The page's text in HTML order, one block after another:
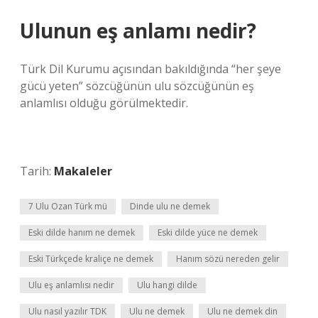
Ulunun eş anlamı nedir?
Türk Dil Kurumu açısından bakıldığında “her şeye
gücü yeten” sözcüğünün ulu sözcüğünün eş
anlamlısı olduğu görülmektedir.
Tarih: Makaleler
7 Ulu Ozan Türk mü Dinde ulu ne demek
Eski dilde hanım ne demek Eski dilde yüce ne demek
Eski Türkçede kraliçe ne demek Hanım sözü nereden gelir
Ulu eş anlamlısı nedir Ulu hangi dilde
Ulu nasıl yazılır TDK Ulu ne demek Ulu ne demek din